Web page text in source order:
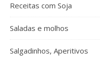
Receitas com Soja
Saladas e molhos
Salgadinhos, Aperitivos